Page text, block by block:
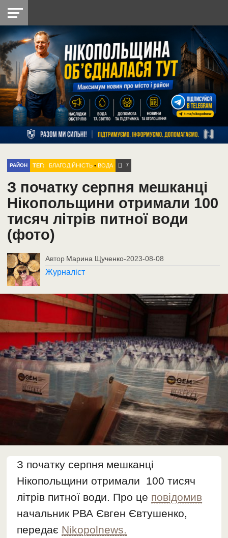
НІКОПОЛЬ
РАЙОН
СІЧЕСЛАВСЬКА
УКРАЇНА
РЕТРО
НІКОПОЛЬ
ЛАЙТ
УКРАЇНА
ДОПОМОГА
РАДІО
РАЙОН ТЕГ: БЛАГОДІЙНІСТЬ •ВОДА 7
З початку серпня мешканці
Нікопольщини отримали 100
тисяч літрів питної води
(фото)
Автор Марина Щученко-2023-08-08
Журналіст
З початку серпня мешканці
Нікопольщини отримали 100 тисяч
літрів питної води. Про це повідомив
начальник РВА Євген Євтушенко,
передає Nikopolnews.